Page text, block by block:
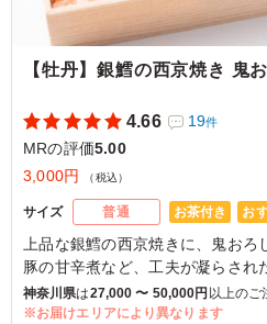
カレーの風味が意外にもよく調
しめました。副菜も彩り豊かで
華やかさも魅力です。ボリュ
として高い人気を誇る両ブラ
でした。価格はやや高めです
り、特別な日のランチや会議用
できる完成度の高いコラボ弁当
東京都品川区東大井
2026/07/29
【牡丹】銀鱈の西京焼き 鬼
4.66 19件
MRの評価5.00
3,000円
（税込）
サイズ 普通 お茶付き お
上品な銀鱈の西京焼きに、鬼お
豚の甘辛煮など、工夫が凝らされ
特別なシーンを彩ります。ととり
など大事なお集りにぴったり。心
神奈川県は27,000 〜 50,000円 以上のご
※お届けエリアにより異なります